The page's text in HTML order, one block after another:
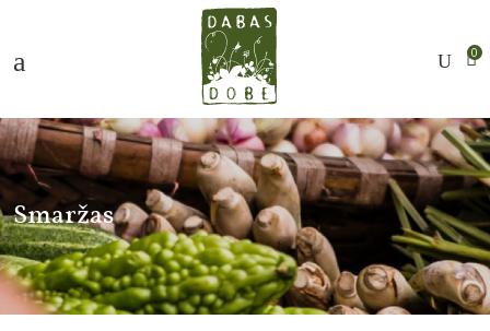
0
Smaržas